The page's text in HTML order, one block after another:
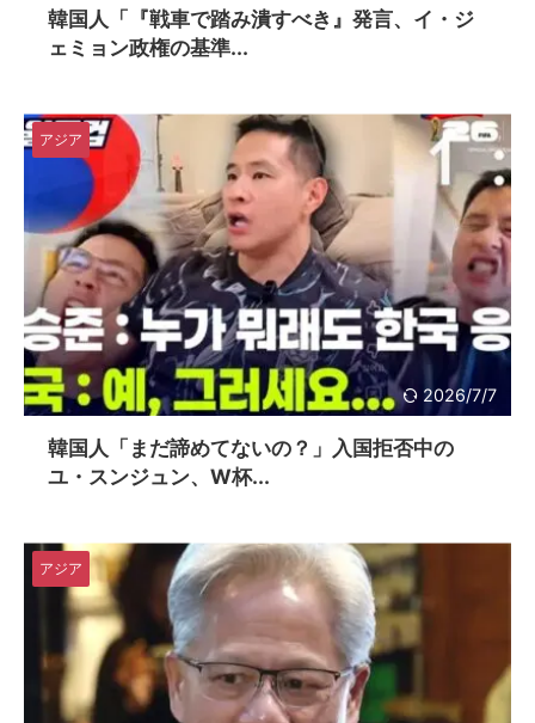
韓国人「『戦車で踏み潰すべき』発言、イ・ジ
ェミョン政権の基準...
2026/7/7
アジア
韓国人「まだ諦めてないの？」入国拒否中の
ユ・スンジュン、W杯...
アジア